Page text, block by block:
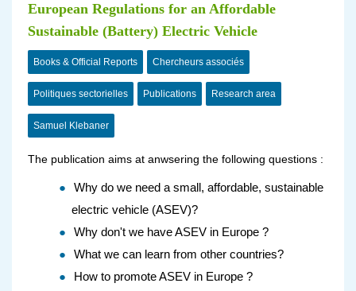
European Regulations for an Affordable
Sustainable (Battery) Electric Vehicle
Books & Official Reports Chercheurs associés
Politiques sectorielles Publications Research area
Samuel Klebaner
The publication aims at anwsering the following questions :
Why do we need a small, affordable, sustainable
electric vehicle (ASEV)?
Why don't we have ASEV in Europe ?
What we can learn from other countries?
How to promote ASEV in Europe ?